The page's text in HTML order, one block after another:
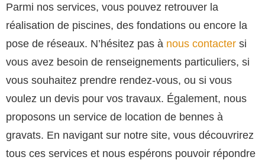
Parmi nos services, vous pouvez retrouver la
réalisation de piscines, des fondations ou encore la
pose de réseaux. N’hésitez pas à nous contacter si
vous avez besoin de renseignements particuliers, si
vous souhaitez prendre rendez-vous, ou si vous
voulez un devis pour vos travaux. Également, nous
proposons un service de location de bennes à
gravats. En navigant sur notre site, vous découvrirez
tous ces services et nous espérons pouvoir répondre